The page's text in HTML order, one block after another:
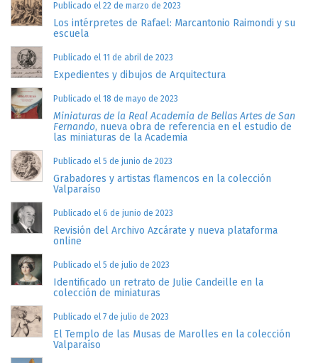
Publicado el 22 de marzo de 2023
Los intérpretes de Rafael: Marcantonio Raimondi y su
escuela
Publicado el 11 de abril de 2023
Expedientes y dibujos de Arquitectura
Publicado el 18 de mayo de 2023
Miniaturas de la Real Academia de Bellas Artes de San
Fernando, nueva obra de referencia en el estudio de
las miniaturas de la Academia
Publicado el 5 de junio de 2023
Grabadores y artistas flamencos en la colección
Valparaíso
Publicado el 6 de junio de 2023
Revisión del Archivo Azcárate y nueva plataforma
online
Publicado el 5 de julio de 2023
Identificado un retrato de Julie Candeille en la
colección de miniaturas
Publicado el 7 de julio de 2023
El Templo de las Musas de Marolles en la colección
Valparaíso